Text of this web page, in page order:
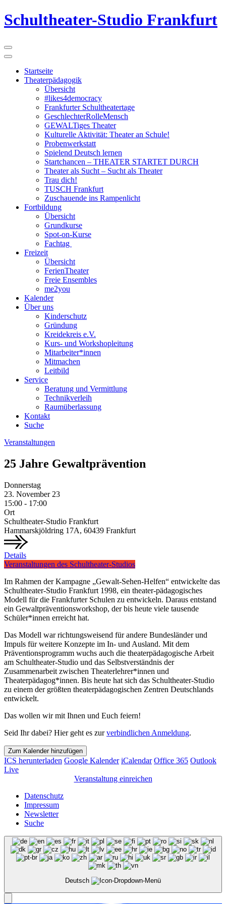
Schultheater-Studio Frankfurt
Startseite
Theaterpädagogik
Übersicht
#likes4democracy
Frankfurter Schultheatertage
GeschlechterRolleMensch
GEWALTiges Theater
Kulturelle Aktivität: Theater an Schule!
Probenwerkstatt
Spielend Deutsch lernen
Startchancen – THEATER STARTET DURCH
Theater als Sucht – Sucht als Theater
Trau dich!
TUSCH Frankfurt
Zuschauende ins Rampenlicht
Fortbildung
Übersicht
Grundkurse
Spot-on-Kurse
Fachtag
Freizeit
Übersicht
FerienTheater
Freie Ensembles
me2you
Kalender
Über uns
Kinderschutz
Gründung
Kreidekreis e.V.
Kurs- und Workshopleitung
Mitarbeiter*innen
Mitmachen
Leitbild
Service
Beratung und Vermittlung
Technikverleih
Raumüberlassung
Kontakt
Suche
Veranstaltungen
25 Jahre Gewaltprävention
Donnerstag
23. November 23
15:00 - 17:00
Ort
Schultheater-Studio Frankfurt
Hammarskjöldring 17A, 60439 Frankfurt
Details
Veranstaltungen des Schultheater-Studios
Im Rahmen der Kampagne „Gewalt-Sehen-Helfen“ entwickelte das
Schultheater-Studio Frankfurt 1998, ein theater-pädagogisches
Modell für die Frankfurter Schulen zu entwickeln. Daraus entstand
ein Gewaltpräventionsworkshop, der bis heute viele tausende
Schüler*innen erreicht hat.
Das Modell war richtungsweisend für andere Bundesländer und
Impuls für weitere Konzepte im In- und Ausland. Mit dem
Präventionsprogramm wuchs auch die theaterpädagogische Arbeit
am Schultheater-Studio und das Selbstverständnis der
Zusammenarbeit zwischen Theaterlehrer*innen und
Theaterpädagog*innen. Bis heute hat sich das Schultheater-Studio
zu einem der größten theaterpädagogischen Zentren Deutschlands
entwickelt.
Das wollen wir mit Ihnen und Euch feiern!
Seid Ihr dabei? Hier geht es zurverbindlichen Anmeldung.
Zum Kalender hinzufügen
ICS herunterladen Google Kalender iCalendar Office 365 Outlook
Live
Veranstaltung einreichen
Datenschutz
Impressum
Newsletter
Suche
Deutsch